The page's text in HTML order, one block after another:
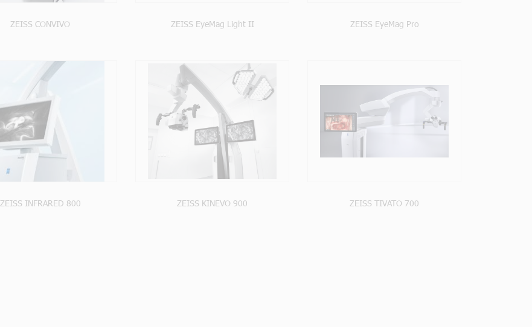
ZEISS CONVIVO ZEISS EyeMag Light II ZEISS EyeMag Pro
ZEISS INFRARED 800
VOIR LE PRODUIT
ZEISS KINEVO 900
VOIR LE PRODUIT
ZEISS TIVATO 700